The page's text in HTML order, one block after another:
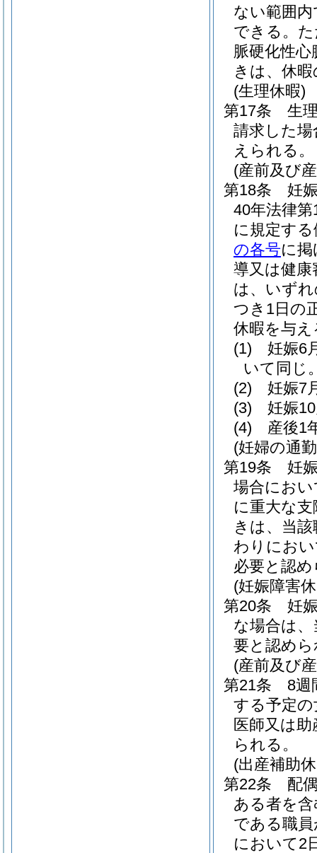
ない範囲
できる。
脈硬化性
きは、休
(生理休暇)
第17条
生
請求した
えられる。
(産前及び
第18条
妊
40年法律第
に規定す
の各号に
導又は健
は、いず
つき1日の
休暇を与
(1)
妊娠6
いて同じ
(2)
妊娠7
(3)
妊娠
(4)
産後1
(妊婦の通
第19条
妊
場合にお
に重大な
きは、当
わりにお
必要と認
(妊娠障害
第20条
妊
な場合は
要と認め
(産前及び
第21条
8週
する予定
医師又は
られる。
(出産補助
第22条
配
ある者を
である職
において2